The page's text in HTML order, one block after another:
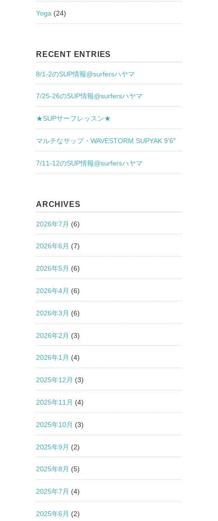
Yoga (24)
RECENT ENTRIES
8/1-2のSUP情報@surfersハヤマ
7/25-26のSUP情報@surfersハヤマ
★SUPサーフレッスン★
マルチなサップ・WAVESTORM SUPYAK 9’6″
7/11-12のSUP情報@surfersハヤマ
ARCHIVES
2026年7月 (6)
2026年6月 (7)
2026年5月 (6)
2026年4月 (6)
2026年3月 (6)
2026年2月 (3)
2026年1月 (4)
2025年12月 (3)
2025年11月 (4)
2025年10月 (3)
2025年9月 (2)
2025年8月 (5)
2025年7月 (4)
2025年6月 (2)